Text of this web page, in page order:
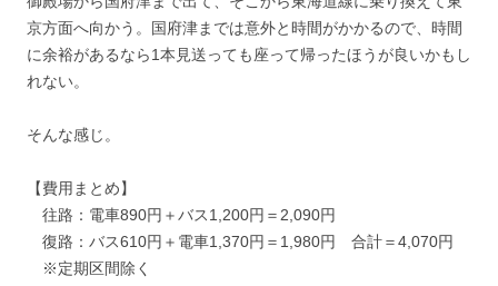
京方面へ向かう。国府津までは意外と時間がかかるので、時間
に余裕があるなら1本見送っても座って帰ったほうが良いかもし
れない。
そんな感じ。
【費用まとめ】
往路：電車890円＋バス1,200円＝2,090円
復路：バス610円＋電車1,370円＝1,980円 合計＝4,070円
※定期区間除く